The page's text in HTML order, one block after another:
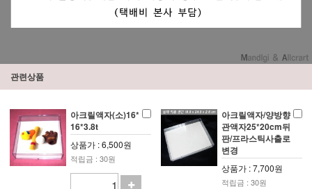
관련상품
아크릴액자(소)16*
16*3.8t
상품가 : 6,500원
적립금 : 30원
아크릴액자/양방향
관액자25*20cm뒤
판/프라스틱사출로
변경
상품가 : 7,700원
적립금 : 30원